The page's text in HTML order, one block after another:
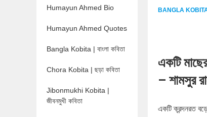
Humayun Ahmed Bio
Humayun Ahmed Quotes
Bangla Kobita | বাংলা কবিতা
Chora Kobita | ছড়া কবিতা
Jibonmukhi Kobita |
জীবনমুখী কবিতা
BANGLA KOBITA |
একটি
– শামসুর
একটি ক্রন্দনরত